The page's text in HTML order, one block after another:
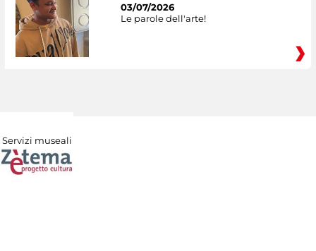
03/07/2026
Le parole dell'arte!
Servizi museali